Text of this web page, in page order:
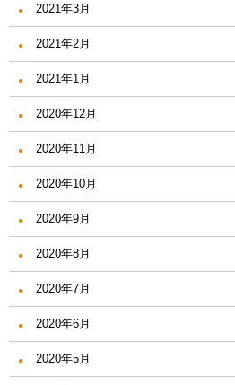
2021年3月
2021年2月
2021年1月
2020年12月
2020年11月
2020年10月
2020年9月
2020年8月
2020年7月
2020年6月
2020年5月